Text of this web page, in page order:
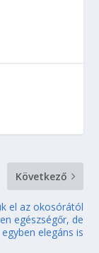
Következő
el az okosórától
egészségőr, de
egyben elegáns is